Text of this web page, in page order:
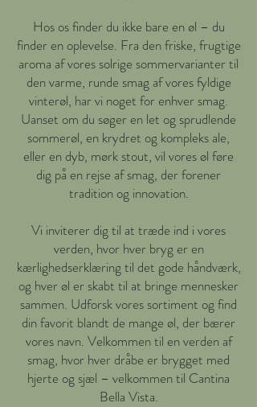
Hos os finder du ikke bare en øl – du
finder en oplevelse. Fra den friske, frugtige
aroma af vores solrige sommervarianter til
den varme, runde smag af vores fyldige
vinterøl, har vi noget for enhver smag.
Uanset om du søger en let og sprudlende
sommerøl, en krydret og kompleks ale,
eller en dyb, mørk stout, vil vores øl føre
dig på en rejse af smag, der forener
tradition og innovation.
Vi inviterer dig til at træde ind i vores
verden, hvor hver bryg er en
kærlighedserklæring til det gode håndværk,
og hver øl er skabt til at bringe mennesker
sammen. Udforsk vores sortiment og find
din favorit blandt de mange øl, der bærer
vores navn. Velkommen til en verden af
smag, hvor hver dråbe er brygget med
hjerte og sjæl – velkommen til Cantina
Bella Vista.